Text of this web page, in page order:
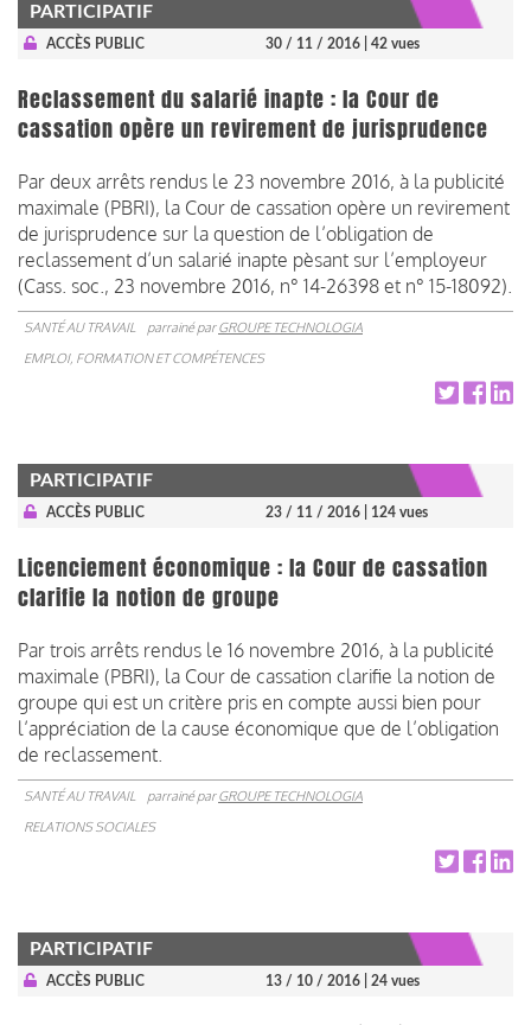
PARTICIPATIF
ACCÈS PUBLIC 30 / 11 / 2016 | 42 vues
Reclassement du salarié inapte : la Cour de
cassation opère un revirement de jurisprudence
Par deux arrêts rendus le 23 novembre 2016, à la publicité
maximale (PBRI), la Cour de cassation opère un revirement
de jurisprudence sur la question de l’obligation de
reclassement d’un salarié inapte pèsant sur l’employeur
(Cass. soc., 23 novembre 2016, n° 14-26398 et n° 15-18092).
SANTÉ AU TRAVAIL parrainé parGROUPE TECHNOLOGIA
EMPLOI, FORMATION ET COMPÉTENCES
PARTICIPATIF
ACCÈS PUBLIC 23 / 11 / 2016 | 124 vues
Licenciement économique : la Cour de cassation
clarifie la notion de groupe
Par trois arrêts rendus le 16 novembre 2016, à la publicité
maximale (PBRI), la Cour de cassation clarifie la notion de
groupe qui est un critère pris en compte aussi bien pour
l’appréciation de la cause économique que de l’obligation
de reclassement.
SANTÉ AU TRAVAIL parrainé parGROUPE TECHNOLOGIA
RELATIONS SOCIALES
PARTICIPATIF
ACCÈS PUBLIC 13 / 10 / 2016 | 24 vues